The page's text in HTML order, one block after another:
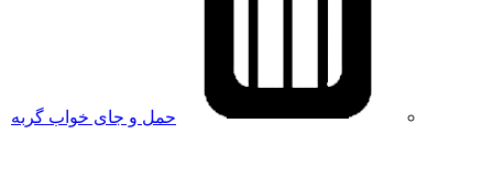
حمل و جای خواب گربه